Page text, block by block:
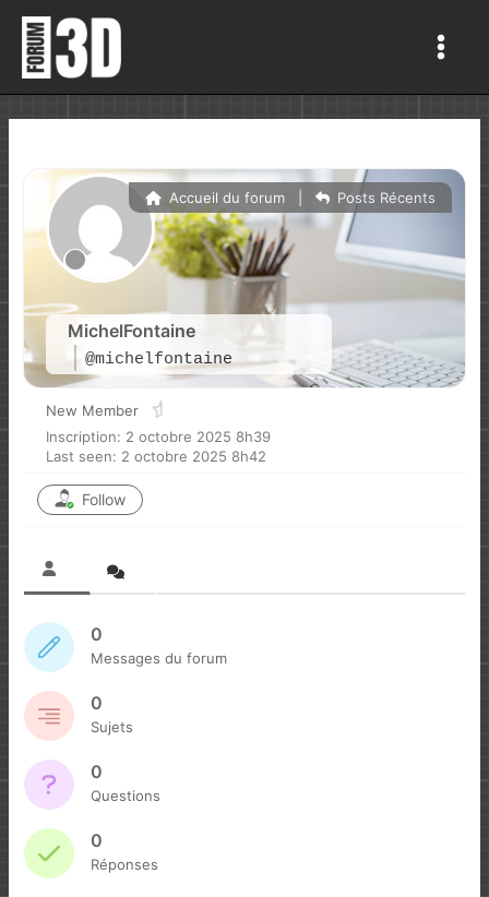
Aller
contenu
Main
MichelFontaine
@michelfontaine
Accueil du forum| Posts Récents
New Member
Inscription: 2 octobre 2025 8h39
Last seen: 2 octobre 2025 8h42
Follow
0
Messages du forum
0
Sujets
0
Questions
0
Réponses